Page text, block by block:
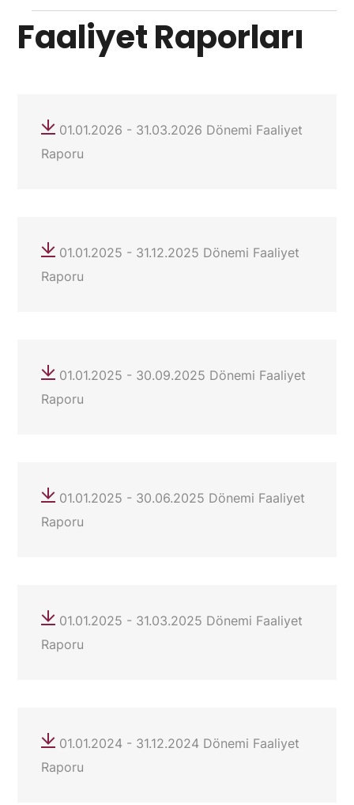
Faaliyet Raporları
01.01.2026 - 31.03.2026 Dönemi Faaliyet
Raporu
01.01.2025 - 31.12.2025 Dönemi Faaliyet
Raporu
01.01.2025 - 30.09.2025 Dönemi Faaliyet
Raporu
01.01.2025 - 30.06.2025 Dönemi Faaliyet
Raporu
01.01.2025 - 31.03.2025 Dönemi Faaliyet
Raporu
01.01.2024 - 31.12.2024 Dönemi Faaliyet
Raporu